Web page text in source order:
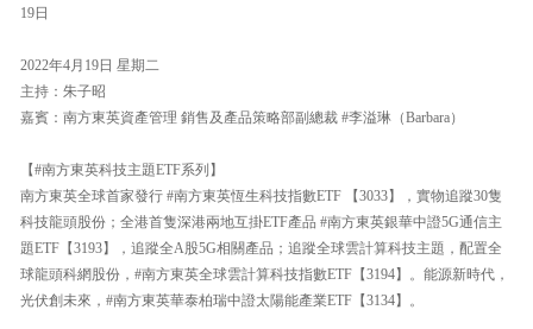
19日
2022年4月19日 星期二
主持：朱子昭
嘉賓：南方東英資產管理 銷售及產品策略部副總裁 #李溢琳（Barbara）
【#南方東英科技主題ETF系列】
南方東英全球首家發行 #南方東英恆生科技指數ETF 【3033】，實物追蹤30隻
科技龍頭股份；全港首隻深港兩地互掛ETF產品 #南方東英銀華中證5G通信主
題ETF【3193】，追蹤全A股5G相關產品；追蹤全球雲計算科技主題，配置全
球龍頭科網股份，#南方東英全球雲計算科技指數ETF【3194】。能源新時代，
光伏創未來，#南方東英華泰柏瑞中證太陽能產業ETF【3134】。